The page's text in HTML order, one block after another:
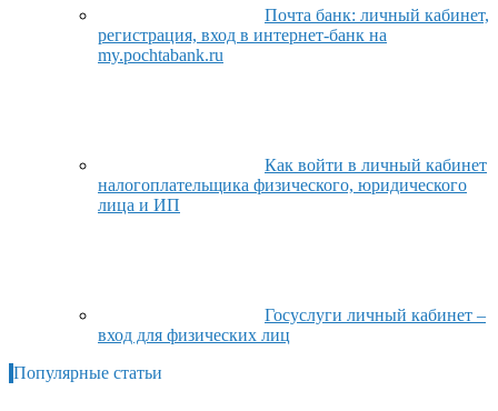
Почта банк: личный кабинет,
регистрация, вход в интернет-банк на
my.pochtabank.ru
Как войти в личный кабинет
налогоплательщика физического, юридического
лица и ИП
Госуслуги личный кабинет –
вход для физических лиц
Популярные статьи